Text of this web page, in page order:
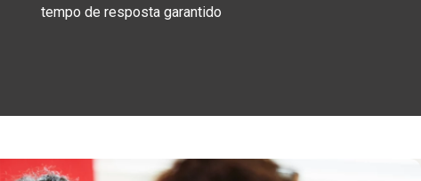
tempo de resposta garantido